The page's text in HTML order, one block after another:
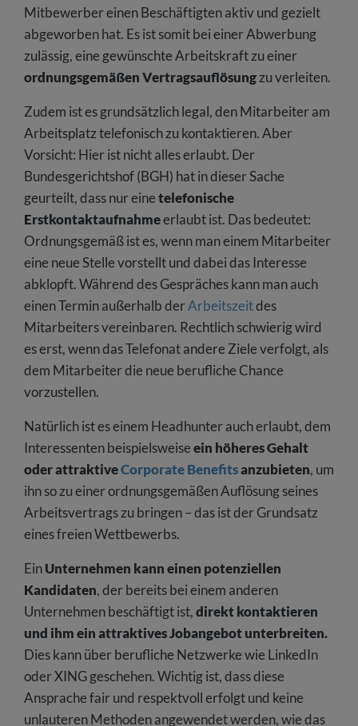
Mitbewerber einen Beschäftigten aktiv und gezielt
abgeworben hat. Es ist somit bei einer Abwerbung
zulässig, eine gewünschte Arbeitskraft zu einer
ordnungsgemäßen Vertragsauflösungzu verleiten.
Zudem ist es grundsätzlich legal, den Mitarbeiter am
Arbeitsplatz telefonisch zu kontaktieren. Aber
Vorsicht: Hier ist nicht alles erlaubt. Der
Bundesgerichtshof (BGH) hat in dieser Sache
geurteilt, dass nur einetelefonische
Erstkontaktaufnahmeerlaubt ist. Das bedeutet:
Ordnungsgemäß ist es, wenn man einem Mitarbeiter
eine neue Stelle vorstellt und dabei das Interesse
abklopft. Während des Gespräches kann man auch
einen Termin außerhalb derArbeitszeitdes
Mitarbeiters vereinbaren. Rechtlich schwierig wird
es erst, wenn das Telefonat andere Ziele verfolgt, als
dem Mitarbeiter die neue berufliche Chance
vorzustellen.
Natürlich ist es einem Headhunter auch erlaubt, dem
Interessenten beispielsweiseein höheres Gehalt
oder attraktiveCorporate Benefitsanzubieten, um
ihn so zu einer ordnungsgemäßen Auflösung seines
Arbeitsvertrags zu bringen – das ist der Grundsatz
eines freien Wettbewerbs.
EinUnternehmen kann einen potenziellen
Kandidaten, der bereits bei einem anderen
Unternehmen beschäftigt ist,direkt kontaktieren
und ihm ein attraktives Jobangebot unterbreiten.
Dies kann über berufliche Netzwerke wie LinkedIn
oder XING geschehen. Wichtig ist, dass diese
Ansprache fair und respektvoll erfolgt und keine
unlauteren Methoden angewendet werden, wie das